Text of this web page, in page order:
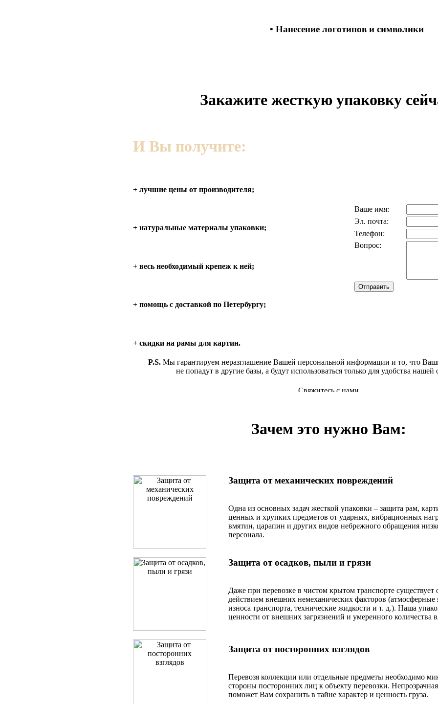
• Нанесение логотипов и символики
Закажите жесткую упаковку
И Вы получите:
+ лучшие цены от производителя;
+ натуральные материалы упаковки;
+ весь необходимый крепеж к ней;
+ помощь с доставкой по Петербургу;
+ скидки на рамы для картин.
Ваше имя:
Эл. почта:
Телефон:
Вопрос:
P.S. Мы гарантируем неразглашение Вашей персональной информации и то, что
не попадут в другие базы, а будут использоваться только для удобства нашей
Зачем это нужно Вам:
Защита от механических повреждений
Одна из основных задач жесткой упаковки – защита рам,
ценных и хрупких предметов от ударных, вибрационных
вмятин, царапин и других видов небрежного обращения
персонала.
Защита от осадков, пыли и грязи
Даже при перевозке в чистом крытом транспорте существует
действием внешних немеханических факторов (атмосферные
износа транспорта, технические жидкости и т. д.). Наша
ценности от внешних загрязнений и умеренного количества
Защита от посторонних взглядов
Перевозя коллекции или отдельные предметы необходимо
стороны посторонних лиц к объекту перевозки.
поможет Вам сохранить в тайне характер и ценность груза.